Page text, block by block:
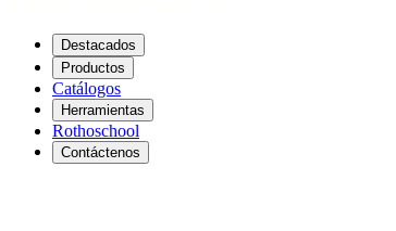
Destacados
Productos
Catálogos
Herramientas
Rothoschool
Contáctenos